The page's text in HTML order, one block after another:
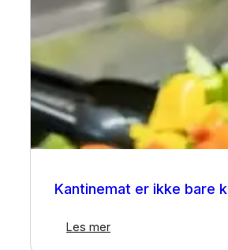
Kantinemat er ikke bare
Les mer